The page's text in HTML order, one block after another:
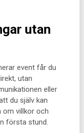
utan
event får du
utan
eller
du själv kan
om villkor och
första stund.